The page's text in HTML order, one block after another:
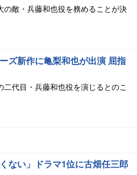
の敵・兵藤和也役を務めることが決
ズ新作に亀梨和也が出演 屈指
代目・兵藤和也役を演じるとのこ
ない」ドラマ1位に古畑任三郎